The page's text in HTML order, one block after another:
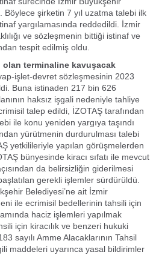
Böylece şirketin 7 yıl uzatma talebi ilk
yargılamasında reddedildi. İzmir
ve sözleşmenin bittiği istinaf ve
tespit edilmiş oldu.
olan terminaline kavuşacak
işlet-devret sözleşmesinin 2023
Buna istinaden 217 bin 626
haksız işgali nedeniyle tahliye
talep edildi, İZOTAŞ tarafından
ile konu yeniden yargıya taşındı
yürütmenin durdurulması talebi
yetkilileriyle yapılan görüşmelerden
bünyesinde kiracı sıfatı ile mevcut
da belirsizliğin giderilmesi
gerekli işlemler sürdürüldü.
Belediyesi’ne ait İzmir
ile ecrimisil bedellerinin tahsili için
haciz işlemleri yapılmak
için kiracılık ve benzeri hukuki
sayılı Amme Alacaklarının Tahsil
maddeleri uyarınca yasal bildirimler